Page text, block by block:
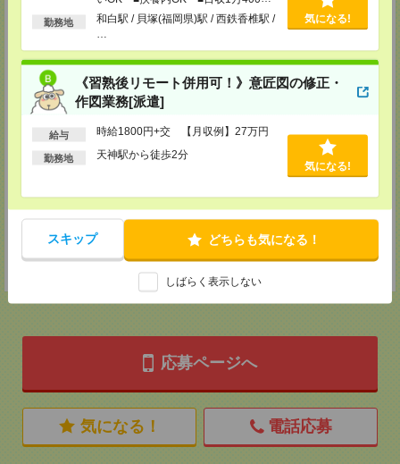
以上
勤務地
和白駅 / 貝塚(福岡県)駅 / 西鉄香椎駅 /
気になる!
《習熟後リモート併用可！》意匠図の修正・
作図業務[派遣]
給与 時給1800円+交 【月収例】27万円
勤務地
天神駅から徒歩2分
気になる!
スキップ どちらも気になる！
しばらく表示しない
TEL：0120-802-274
MAIL：tenshoku@nikken-ts.jp
担当：採用担当
メディカルケア事業部 小倉オフィス
福岡県北九州市小倉北区米町1-3-1 明治安田生命北九州ビル3F
TEL：0120-802-274
MAIL： tenshoku@nikken-ts.jp
担当：採用担当
メディカルケア事業部 熊本オフィス
熊本県熊本市中央区花畑町1-7 MY熊本ビル2F 2-3号室
MAIL：tenshoku@nikken-ts.jp
担当：採用担当
登録交通費
応募ページへ
気になる！ 電話応募